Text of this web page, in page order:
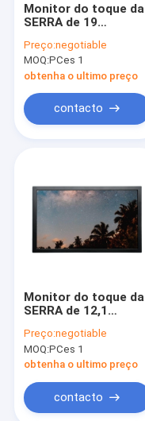
Monitor do toque da
SERRA de 19
do tela táctil do
quadro aberto de 1
ponto
Preço:negotiable
MOQ:PCes 1
obtenha o ultimo preço
contacto
Monitor do toque da
SERRA de 12,1
sensível 1024×768 da
onda acústica de
superfície de USB
Preço:negotiable
MOQ:PCes 1
obtenha o ultimo preço
contacto